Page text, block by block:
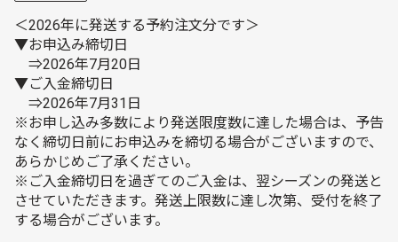
＜2026年に発送する予約注文分です＞
▼お申込み締切日
⇒2026年7月20日
▼ご入金締切日
⇒2026年7月31日
※お申し込み多数により発送限度数に達した場合は、予告
なく締切日前にお申込みを締切る場合がございますので、
あらかじめご了承ください。
※ご入金締切日を過ぎてのご入金は、翌シーズンの発送と
させていただきます。発送上限数に達し次第、受付を終了
する場合がございます。